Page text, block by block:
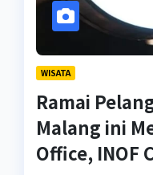
WISATA
Ramai
Malang ini
Office, INOF